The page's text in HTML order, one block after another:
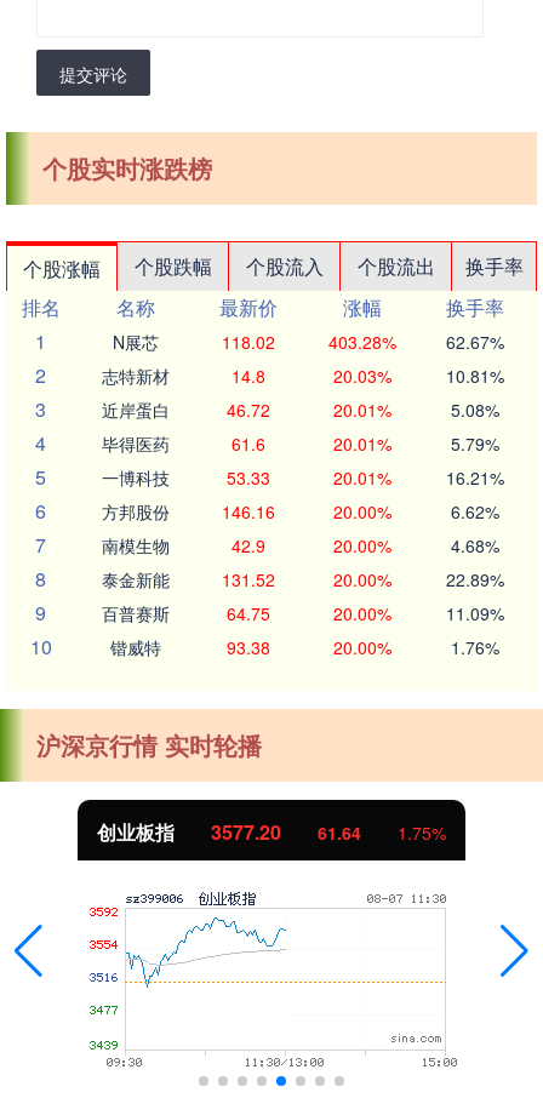
提交评论
个股实时涨跌榜
个股涨幅 个股跌幅 个股流入 个股流出
换手率
排名
名称 最新价 涨幅
换手率
1
N展芯 118.02 403.28% 62.67%
2 志特新材 14.8 20.03% 10.81%
3 近岸蛋白 46.72 20.01% 5.08%
4 毕得医药 61.6 20.01% 5.79%
5 一博科技 53.33 20.01% 16.21%
6 方邦股份 146.16 20.00% 6.62%
7 南模生物 42.9 20.00% 4.68%
8 泰金新能 131.52 20.00% 22.89%
9 百普赛斯 64.75 20.00% 11.09%
10 锴威特 93.38 20.00% 1.76%
沪深京行情 实时轮播
创业板指 3577.20 61.64 1.75%